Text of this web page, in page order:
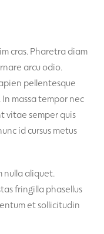
cras. Pharetra diam
arcu odio.
pellentesque
massa tempor nec
vitae semper quis
id cursus metus
nulla aliquet.
fringilla phasellus
et sollicitudin